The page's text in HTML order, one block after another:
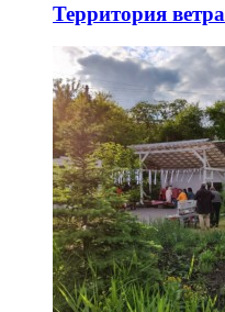
Территория ветра